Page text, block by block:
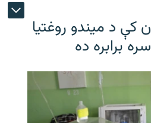
کې د میندو روغتیا
برابره ده